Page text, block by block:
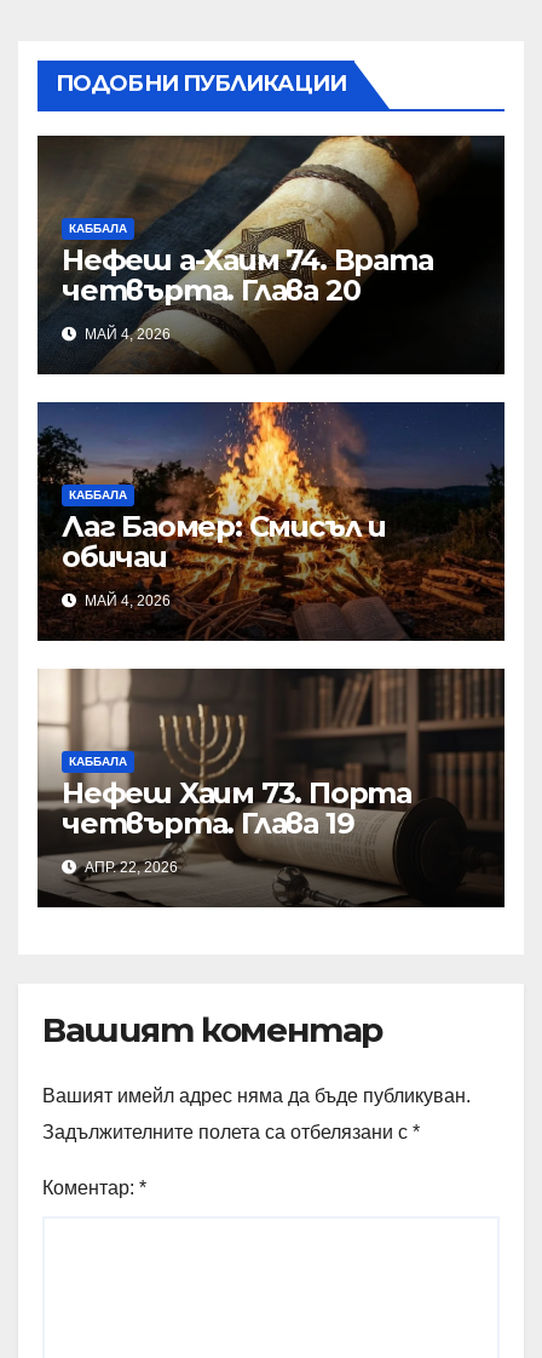
ПОДОБНИ ПУБЛИКАЦИИ
КАББАЛА
Нефеш а-Хаим 74. Врата
четвърта. Глава 20
МАЙ 4, 2026
КАББАЛА
Лаг Баомер: Смисъл и
обичаи
МАЙ 4, 2026
КАББАЛА
Нефеш Хаим 73. Порта
четвърта. Глава 19
АПР. 22, 2026
Вашият коментар
Вашият имейл адрес няма да бъде публикуван.
Задължителните полета са отбелязани с *
Коментар: *